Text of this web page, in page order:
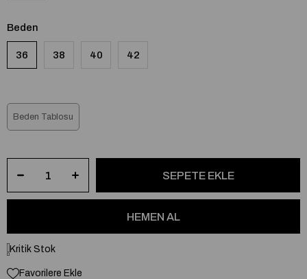
Beden
36 38 40 42
Beden Tablosu
Kritik Stok
Favorilere Ekle